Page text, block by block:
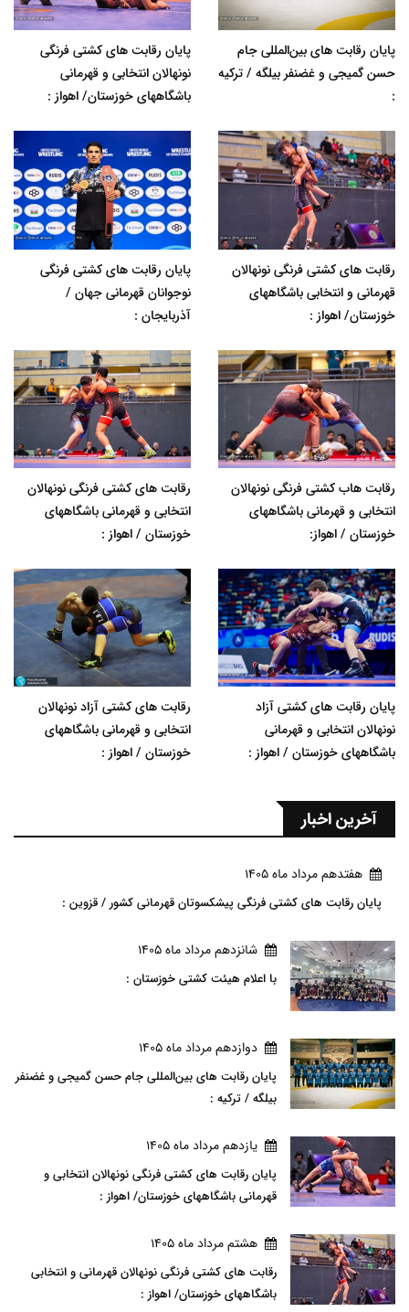
پایان رقابت های بین‌المللی جام
حسن گمیجی و غضنفر بیلگه / ترکیه
:
پایان رقابت های کشتی فرنگی
نونهالان انتخابی و قهرمانی
باشگاههای خوزستان/ اهواز :
رقابت های کشتی فرنگی نونهالان
قهرمانی و انتخابی باشگاههای
خوزستان/ اهواز :
پایان رقابت های کشتی فرنگی
نوجوانان قهرمانی جهان /
آذربایجان :
رقابت هاب کشتی فرنگی نونهالان
انتخابی و قهرمانی باشگاههای
خوزستان / اهواز:
رقابت های کشتی فرنگی نونهالان
انتخابی و قهرمانی باشگاههای
خوزستان / اهواز :
پایان رقابت های کشتی آزاد
نونهالان انتخابی و قهرمانی
باشگاههای خوزستان / اهواز :
رقابت های کشتی آزاد نونهالان
انتخابی و قهرمانی باشگاههای
خوزستان / اهواز :
آخرین اخبار
هفتدهم مرداد ماه 1405
پایان رقابت های کشتی فرنگی پیشکسوتان قهرمانی کشور / قزوین :
شانزدهم مرداد ماه 1405
با اعلام هیئت کشتی خوزستان :
دوازدهم مرداد ماه 1405
پایان رقابت های بین‌المللی جام حسن گمیجی و غضنفر
بیلگه / ترکیه :
يازدهم مرداد ماه 1405
پایان رقابت های کشتی فرنگی نونهالان انتخابی و
قهرمانی باشگاههای خوزستان/ اهواز :
هشتم مرداد ماه 1405
رقابت های کشتی فرنگی نونهالان قهرمانی و انتخابی
باشگاههای خوزستان/ اهواز :